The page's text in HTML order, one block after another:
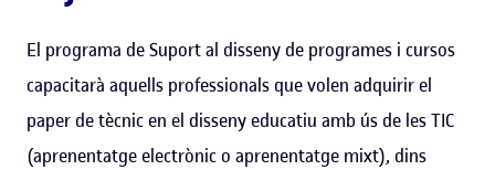
El programa de Suport al disseny de programes i cursos
capacitarà aquells professionals que volen adquirir el
paper de tècnic en el disseny educatiu amb ús de les TIC
(aprenentatge electrònic o aprenentatge mixt), dins